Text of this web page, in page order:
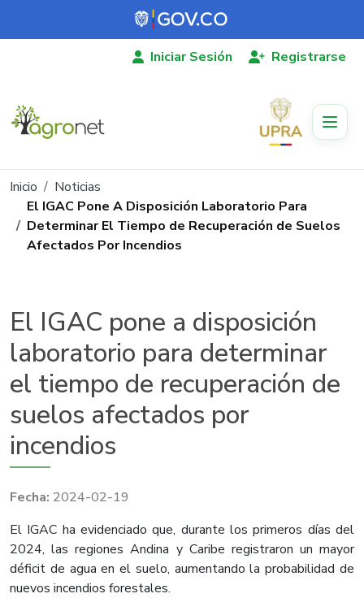
Pasar al contenido principal
Iniciar Sesión Registrarse
Ruta de navegación
Inicio
Noticias
El IGAC Pone A Disposición Laboratorio Para
Determinar El Tiempo de Recuperación de Suelos
Afectados Por Incendios
El IGAC pone a disposición
laboratorio para determinar
el tiempo de recuperación de
suelos afectados por
incendios
2024-02-19
El IGAC ha evidenciado que, durante los primeros días del
2024, las regiones Andina y Caribe registraron un mayor
déficit de agua en el suelo, aumentando la probabilidad de
nuevos incendios forestales.